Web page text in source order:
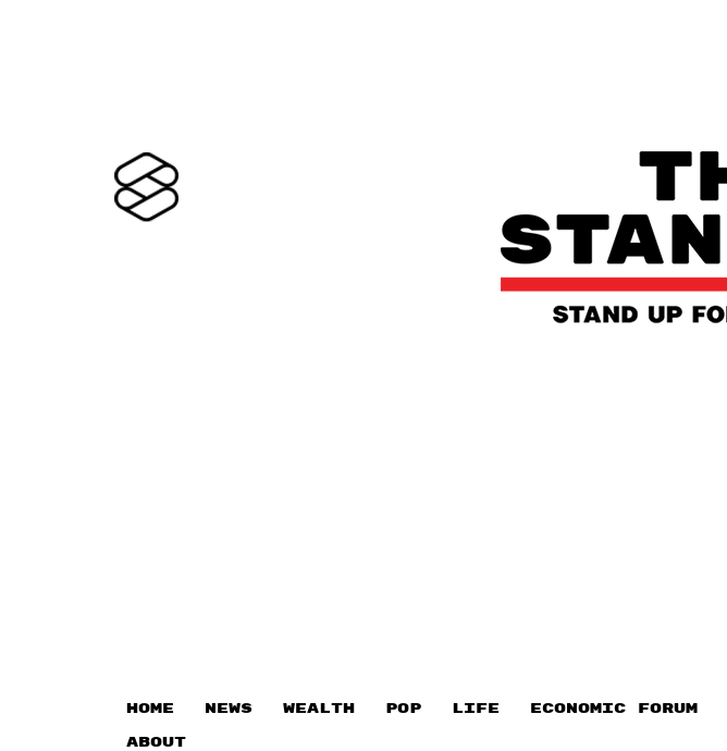
HOME NEWS WEALTH POP LIFE ECONOMIC FORUM
ABOUT